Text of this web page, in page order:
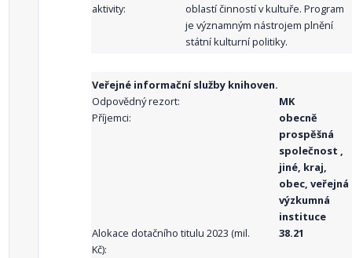
aktivity:
oblastí činností v kultuře. Program
je významným nástrojem plnění
státní kulturní politiky.
Veřejné informační služby knihoven.
Odpovědný rezort:
MK
Příjemci:
obecně
prospěšná
společnost ,
jiné, kraj,
obec, veřejná
výzkumná
instituce
Alokace dotačního titulu 2023 (mil.
Kč):
38.21